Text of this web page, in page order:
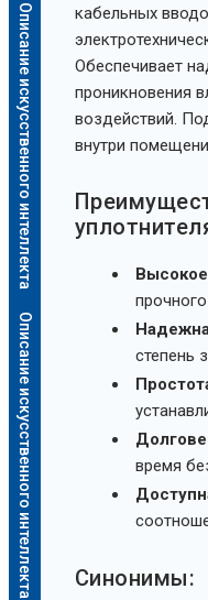
Описание искусственного интеллекта
Описание искусственного интеллекта
кабельных
Обеспечивает
проникновения
воздействий.
внутри
степень
время
Синонимы: